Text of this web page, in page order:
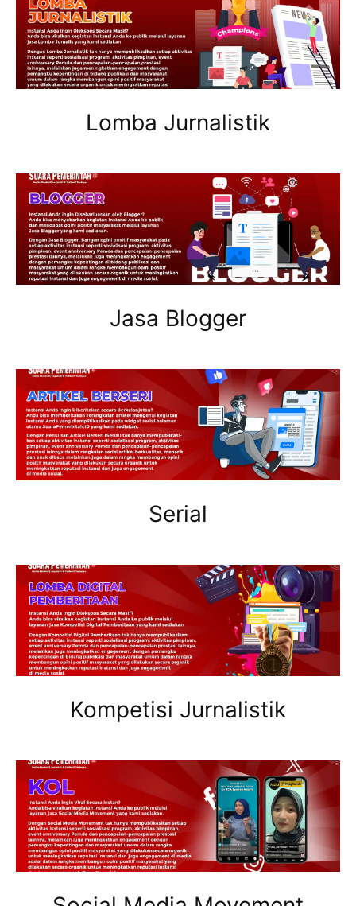
Lomba Jurnalistik
Jasa Blogger
Serial
Kompetisi Jurnalistik